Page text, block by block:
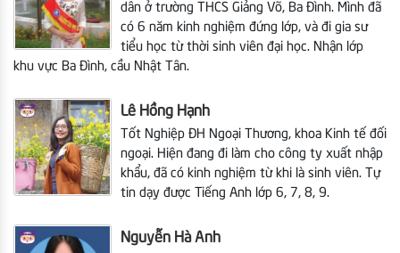
dân ở trường THCS Giảng Võ, Ba Đình. Mình đã
có 6 năm kinh nghiệm đứng lớp, và đi gia sư
tiểu học từ thời sinh viên đại học. Nhận lớp
khu vực Ba Đình, cầu Nhật Tân.
Lê Hồng Hạnh
Tốt Nghiệp ĐH Ngoại Thương, khoa Kinh tế đối
ngoại. Hiện đang đi làm cho công ty xuất nhập
khẩu, đã có kinh nghiệm từ khi là sinh viên. Tự
tin dạy được Tiếng Anh lớp 6, 7, 8, 9.
Nguyễn Hà Anh